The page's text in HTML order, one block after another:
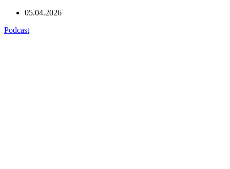
05.04.2026
Podcast